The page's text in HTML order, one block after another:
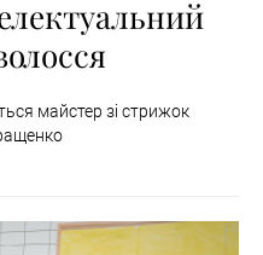
майстер зі стрижок